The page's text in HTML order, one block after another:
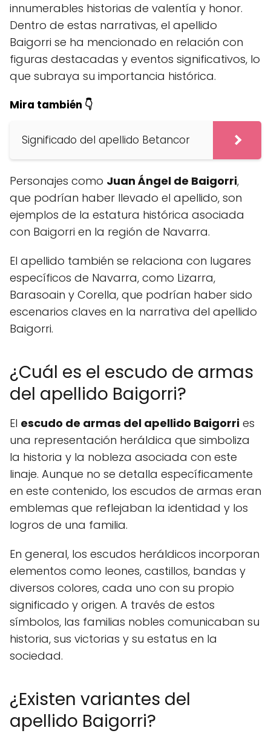
innumerables historias de valentía y honor.
Dentro de estas narrativas, el apellido
Baigorri se ha mencionado en relación con
figuras destacadas y eventos significativos, lo
que subraya su importancia histórica.
Mira también 👇
Significado del apellido Betancor
Personajes como Juan Ángel de Baigorri,
que podrían haber llevado el apellido, son
ejemplos de la estatura histórica asociada
con Baigorri en la región de Navarra.
El apellido también se relaciona con lugares
específicos de Navarra, como Lizarra,
Barasoain y Corella, que podrían haber sido
escenarios claves en la narrativa del apellido
Baigorri.
¿Cuál es el escudo de armas
del apellido Baigorri?
El escudo de armas del apellido Baigorri es
una representación heráldica que simboliza
la historia y la nobleza asociada con este
linaje. Aunque no se detalla específicamente
en este contenido, los escudos de armas eran
emblemas que reflejaban la identidad y los
logros de una familia.
En general, los escudos heráldicos incorporan
elementos como leones, castillos, bandas y
diversos colores, cada uno con su propio
significado y origen. A través de estos
símbolos, las familias nobles comunicaban su
historia, sus victorias y su estatus en la
sociedad.
¿Existen variantes del
apellido Baigorri?